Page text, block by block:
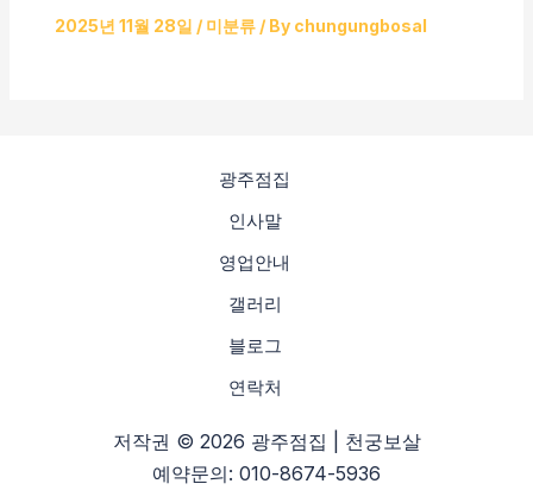
2025년 11월 28일 / 미분류/ By chungungbosal
광주점집
인사말
영업안내
갤러리
블로그
연락처
저작권 © 2026 광주점집 | 천궁보살
예약문의: 010-8674-5936